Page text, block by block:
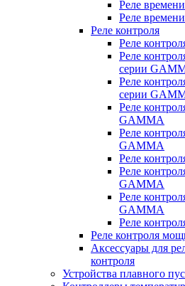
Реле
Реле
Реле контроля
Реле
Реле
серии
Реле
серии
Реле
GAMMA
Реле
GAMMA
Реле
Реле
GAMMA
Реле
GAMMA
Реле
Реле контроля
Аксессуары для
контроля
Устройства плавного